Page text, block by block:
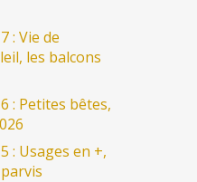
: Vie de
les balcons
: Petites bêtes,
: Usages en +,